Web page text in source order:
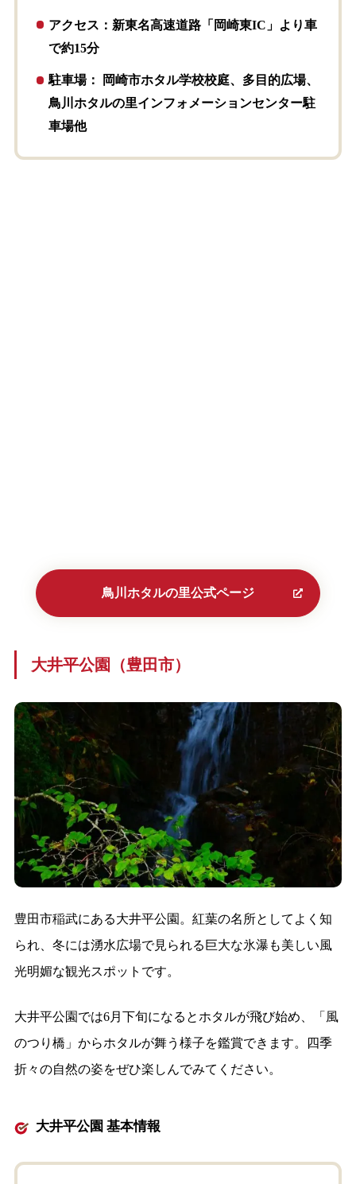
アクセス：新東名高速道路「岡崎東IC」より車
で約15分
駐車場： 岡崎市ホタル学校校庭、多目的広場、
鳥川ホタルの里インフォメーションセンター駐
車場他
鳥川ホタルの里公式ページ
大井平公園（豊田市）
豊田市稲武にある大井平公園。紅葉の名所としてよく知
られ、冬には湧水広場で見られる巨大な氷瀑も美しい風
光明媚な観光スポットです。
大井平公園では6月下旬になるとホタルが飛び始め、「風
のつり橋」からホタルが舞う様子を鑑賞できます。四季
折々の自然の姿をぜひ楽しんでみてください。
大井平公園 基本情報